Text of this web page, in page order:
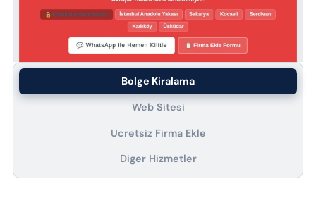
Bolge Kiralama
Web Sitesi
Ucretsiz Firma Ekle
Diger Hizmetler